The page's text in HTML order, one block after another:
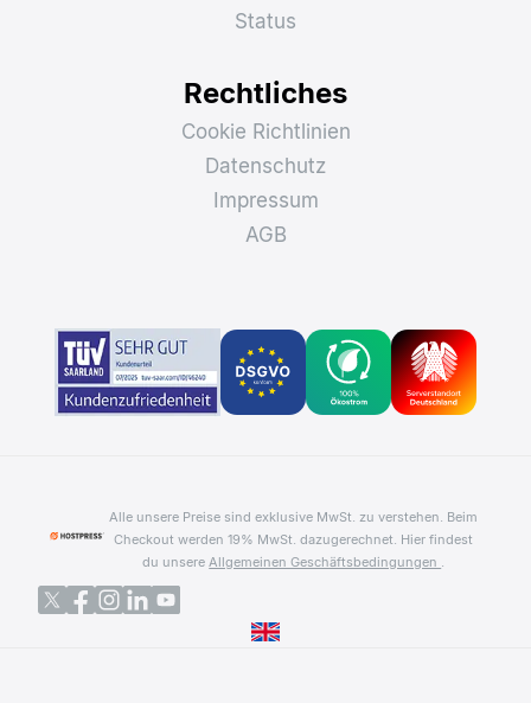
Status
Rechtliches
Cookie Richtlinien
Datenschutz
Impressum
AGB
Alle unsere Preise sind exklusive MwSt. zu verstehen. Beim
Checkout werden 19% MwSt. dazugerechnet. Hier findest
du unsere Allgemeinen Geschäftsbedingungen